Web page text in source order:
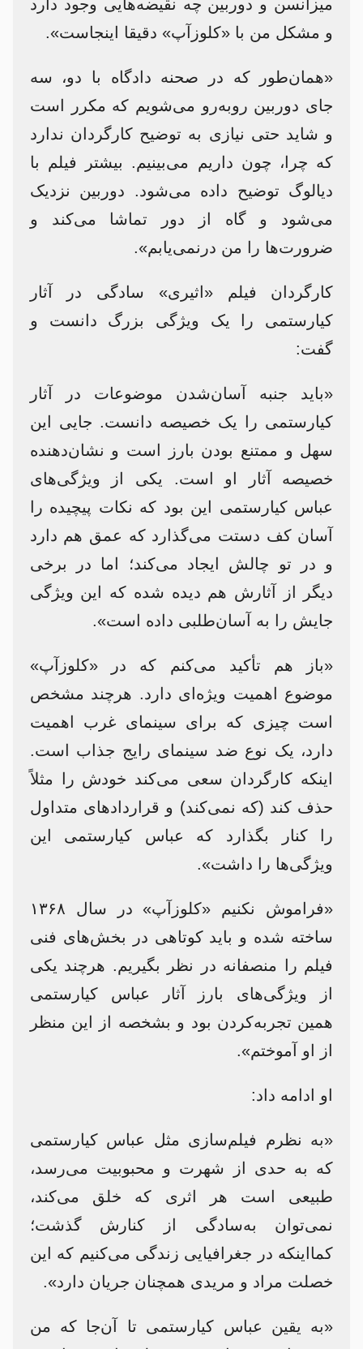
میزانسن و دوربین چه نقیضه‌هایی وجود دارد
و مشکل من با «کلوزآپ» دقیقا اینجاست».
«همان‌طور که در صحنه‌ دادگاه با دو، سه
جای دوربین روبه‌رو می‌شویم که مکرر است
و شاید حتی نیازی به توضیح کارگردان ندارد
که چرا، چون داریم می‌بینیم. بیشتر فیلم با
دیالوگ توضیح داده می‌شود. دوربین نزدیک
می‌شود و گاه از دور تماشا می‌کند و
ضرورت‌ها را من درنمی‌یابم».
کارگردان فیلم «اثیری» سادگی در آثار
کیارستمی را یک ویژگی بزرگ دانست و
گفت:
«باید جنبه آسان‌شدن موضوعات در آثار
کیارستمی را یک خصیصه دانست. جایی این
سهل و ممتنع بودن بارز است و نشان‌دهنده
خصیصه آثار او است. یکی از ویژگی‌های
عباس کیارستمی این بود که نکات پیچیده را
آسان کف دستت می‌گذارد که عمق هم دارد
و در تو چالش ایجاد می‌کند؛ اما در برخی
دیگر از آثارش هم دیده شده که این ویژگی
جایش را به آسان‌طلبی داده است».
«باز هم تأکید می‌کنم که در «کلوزآپ»
موضوع اهمیت ویژه‌ای دارد. هرچند مشخص
است چیزی که برای سینمای غرب اهمیت
دارد، یک نوع ضد سینمای رایج جذاب است.
اینکه کارگردان سعی می‌کند خودش را مثلاً
حذف کند (که نمی‌کند) و قراردادهای متداول
را کنار بگذارد که عباس کیارستمی این
ویژگی‌ها را داشت».
«فراموش نکنیم «کلوزآپ» در سال ۱۳۶۸
ساخته شده و باید کوتاهی در بخش‌های فنی
فیلم را منصفانه در نظر بگیریم. هرچند یکی
از ویژگی‌های بارز آثار عباس کیارستمی
همین تجربه‌کردن بود و بشخصه از این منظر
از او آموختم».
او ادامه داد:
«به نظرم فیلم‌سازی مثل عباس کیارستمی
که به حدی از شهرت و محبوبیت می‌رسد،
طبیعی است هر اثری که خلق می‌کند،
نمی‌توان به‌سادگی از کنارش گذشت؛
کمااینکه در جغرافیایی زندگی می‌کنیم که این
خصلت مراد و مریدی همچنان جریان دارد».
«به یقین عباس کیارستمی تا آن‌جا که من